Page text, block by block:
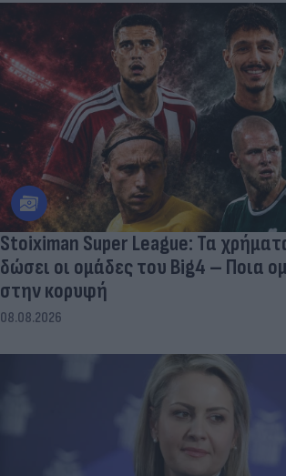
Stoiximan Super League: Τα
δώσει οι ομάδες του Big4 – Ποια
στην κορυφή
08.08.2026